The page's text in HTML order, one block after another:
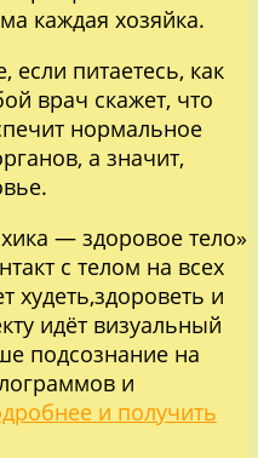
каждая хозяйка.
если питаетесь, как
врач скажет, что
нормальное
а значит,
— здоровое тело»
с телом на всех
худеть,здороветь и
идёт визуальный
подсознание на
и
и получить